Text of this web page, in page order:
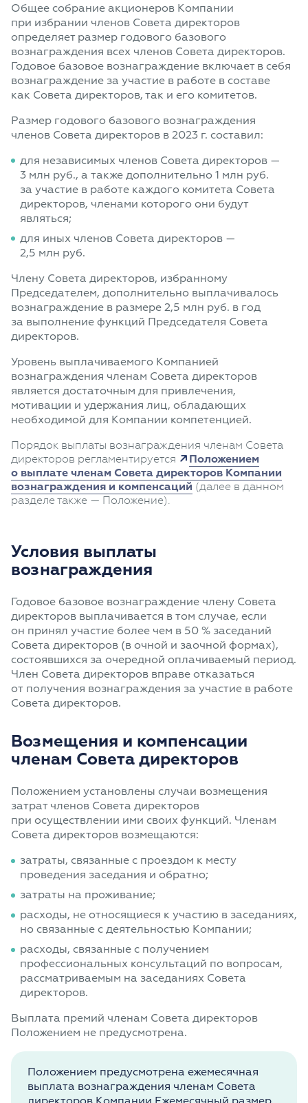
Общее собрание акционеров Компании
при избрании членов Совета директоров
определяет размер годового базового
вознаграждения всех членов Совета директоров.
Годовое базовое вознаграждение включает в себя
вознаграждение за участие в работе в составе
как Совета директоров, так и его комитетов.
Размер годового базового вознаграждения
членов Совета директоров в 2023 г. составил:
для независимых членов Совета директоров —
3 млн руб., а также дополнительно 1 млн руб.
за участие в работе каждого комитета Совета
директоров, членами которого они будут
являться;
для иных членов Совета директоров —
2,5 млн руб.
Члену Совета директоров, избранному
Председателем, дополнительно выплачивалось
вознаграждение в размере 2,5 млн руб. в год
за выполнение функций Председателя Совета
директоров.
Уровень выплачиваемого Компанией
вознаграждения членам Совета директоров
является достаточным для привлечения,
мотивации и удержания лиц, обладающих
необходимой для Компании компетенцией.
Порядок выплаты вознаграждения членам Совета
директоров регламентируется
Положением
о выплате членам Совета директоров Компании
вознаграждения и компенсаций (далее в данном
разделе также — Положение).
Условия выплаты
вознаграждения
Годовое базовое вознаграждение члену Совета
директоров выплачивается в том случае, если
он принял участие более чем в 50 % заседаний
Совета директоров (в очной и заочной формах),
состоявшихся за очередной оплачиваемый период.
Член Совета директоров вправе отказаться
от получения вознаграждения за участие в работе
Совета директоров.
Возмещения и компенсации
членам Совета директоров
Положением установлены случаи возмещения
затрат членов Совета директоров
при осуществлении ими своих функций. Членам
Совета директоров возмещаются:
затраты, связанные с проездом к месту
проведения заседания и обратно;
затраты на проживание;
расходы, не относящиеся к участию в заседаниях,
но связанные с деятельностью Компании;
расходы, связанные с получением
профессиональных консультаций по вопросам,
рассматриваемым на заседаниях Совета
директоров.
Выплата премий членам Совета директоров
Положением не предусмотрена.
Положением предусмотрена ежемесячная
выплата вознаграждения членам Совета